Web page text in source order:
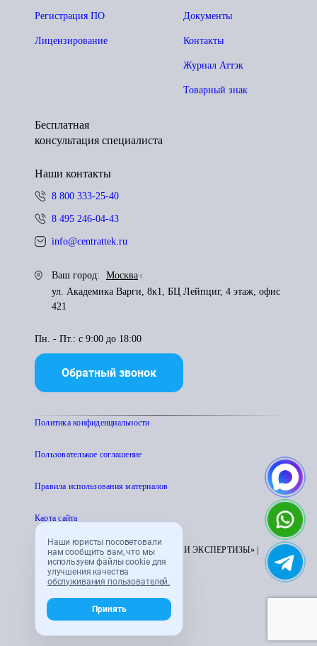
Наши юристы посоветовали
нам сообщить вам, что мы
используем файлы cookie для
улучшения качества
обслуживания пользователей.
Принять
Документы
Контакты
Журнал Аттэк
Товарный знак
Регистрация ПО
Лицензирование
Бесплатная
консультация специалиста
Наши контакты
8 800 333-25-40
8 495 246-04-43
info@centrattek.ru
Ваш город:
Москва
ул. Академика Варги, 8к1, БЦ Лейпциг, 4 этаж, офис
421
Пн. - Пт.: с 9:00 до 18:00
Обратный звонок
Политика конфиденциальности
Пользователькое соглашение
Правила использования материалов
Карта сайта
© 1995 - 2026 «ЦЕНТР АТТЕСТАЦИИ И ЭКСПЕРТИЗЫ» |
CENTRATTEK.RU